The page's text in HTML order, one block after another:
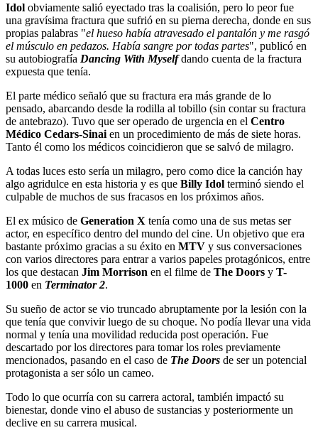
Idol obviamente salió eyectado tras la coalisión, pero lo peor fue
una gravísima fractura que sufrió en su pierna derecha, donde en sus
propias palabras "el hueso había atravesado el pantalón y me rasgó
el músculo en pedazos. Había sangre por todas partes", publicó en
su autobiografía Dancing With Myselfdando cuenta de la fractura
expuesta que tenía.
El parte médico señaló que su fractura era más grande de lo
pensado, abarcando desde la rodilla al tobillo (sin contar su fractura
de antebrazo). Tuvo que ser operado de urgencia en el Centro
Médico Cedars-Sinai en un procedimiento de más de siete horas.
Tanto él como los médicos coincidieron que se salvó de milagro.
A todas luces esto sería un milagro, pero como dice la canción hay
algo agridulce en esta historia y es que Billy Idol terminó siendo el
culpable de muchos de sus fracasos en los próximos años.
El ex músico de Generation X tenía como una de sus metas ser
actor, en específico dentro del mundo del cine. Un objetivo que era
bastante próximo gracias a su éxito en MTV y sus conversaciones
con varios directores para entrar a varios papeles protagónicos, entre
los que destacan Jim Morrison en el filme de The Doors y T-
1000 en Terminator 2.
Su sueño de actor se vio truncado abruptamente por la lesión con la
que tenía que convivir luego de su choque. No podía llevar una vida
normal y tenía una movilidad reducida post operación. Fue
descartado por los directores para tomar los roles previamente
mencionados, pasando en el caso de The Doors de ser un potencial
protagonista a ser sólo un cameo.
Todo lo que ocurría con su carrera actoral, también impactó su
bienestar, donde vino el abuso de sustancias y posteriormente un
declive en su carrera musical.